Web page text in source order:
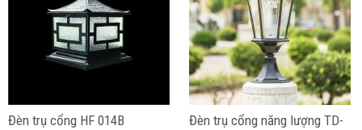
Đèn trụ cổng HF 014B
Đèn trụ cổng năng lượng TD-